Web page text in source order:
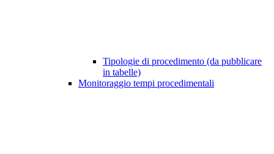
Tipologie di procedimento (da pubblicare
in tabelle)
Monitoraggio tempi procedimentali